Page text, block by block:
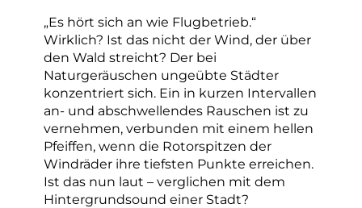
„Es hört sich an wie Flugbetrieb.“
Wirklich? Ist das nicht der Wind, der über
den Wald streicht? Der bei
Naturgeräuschen ungeübte Städter
konzentriert sich. Ein in kurzen Intervallen
an- und abschwellendes Rauschen ist zu
vernehmen, verbunden mit einem hellen
Pfeiffen, wenn die Rotorspitzen der
Windräder ihre tiefsten Punkte erreichen.
Ist das nun laut – verglichen mit dem
Hintergrundsound einer Stadt?